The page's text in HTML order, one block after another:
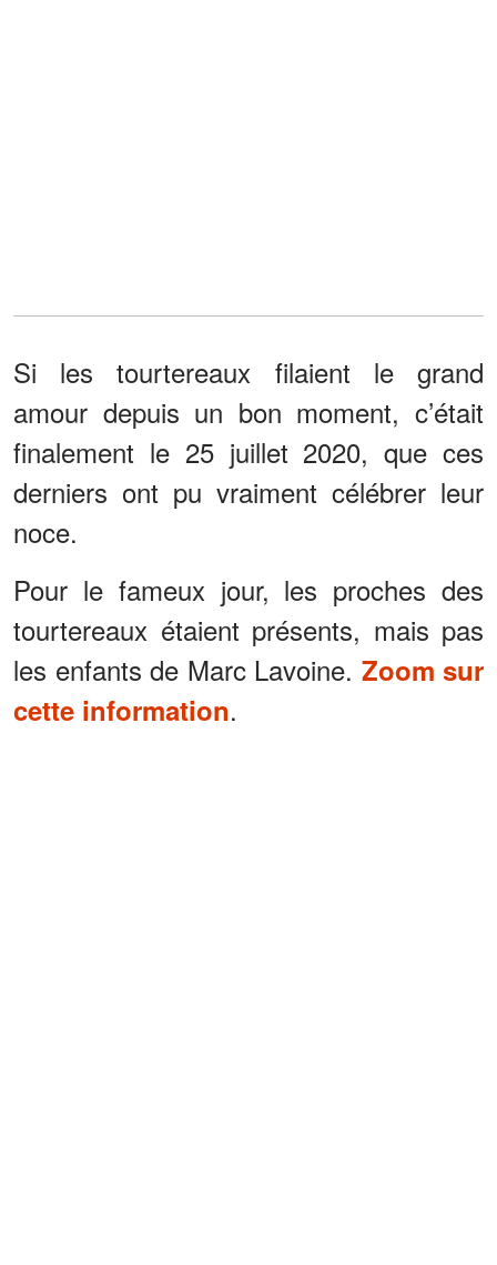
Si les tourtereaux filaient le grand
amour depuis un bon moment, c’était
finalement le 25 juillet 2020, que ces
derniers ont pu vraiment célébrer leur
noce.
Pour le fameux jour, les proches des
tourtereaux étaient présents, mais pas
les enfants de Marc Lavoine. Zoom sur
cette information.